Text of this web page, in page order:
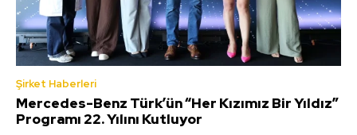
Şirket Haberleri
Mercedes-Benz Türk’ün “Her Kızımız Bir Yıldız”
Programı 22. Yılını Kutluyor